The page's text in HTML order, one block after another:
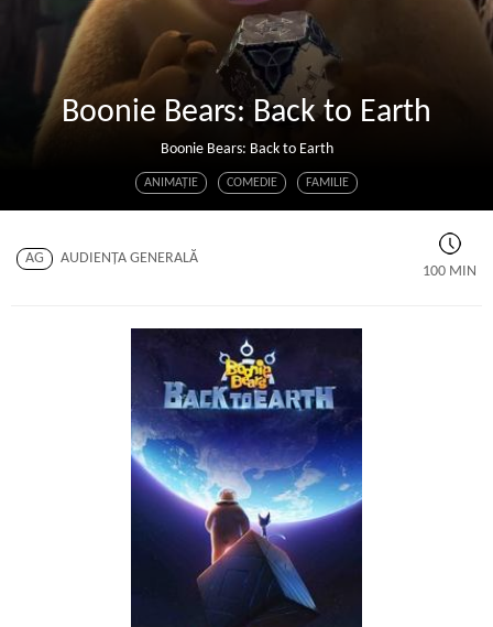
Boonie Bears: Back to Earth
Boonie Bears: Back to Earth
ANIMAŢIE COMEDIE FAMILIE
AG
AUDIENŢA GENERALĂ
100 MIN